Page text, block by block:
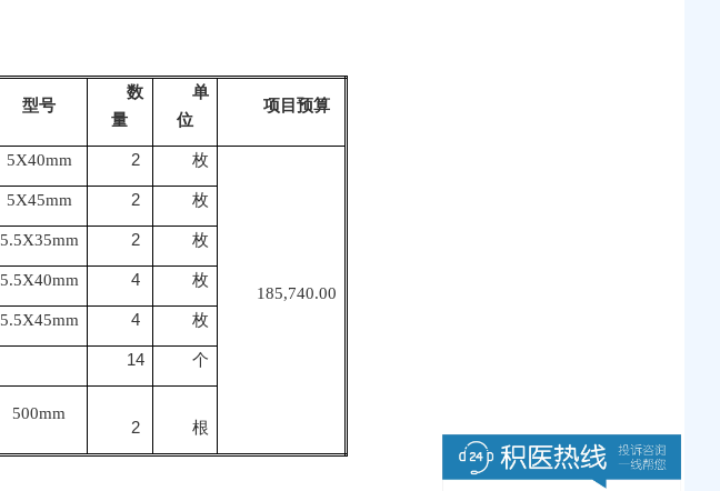
型号
数
量
单
位
项目预算
5X40mm 2 枚
185,740.00
5X45mm 2 枚
5.5X35mm 2 枚
5.5X40mm 4 枚
5.5X45mm 4 枚
14 个
500mm
2 根